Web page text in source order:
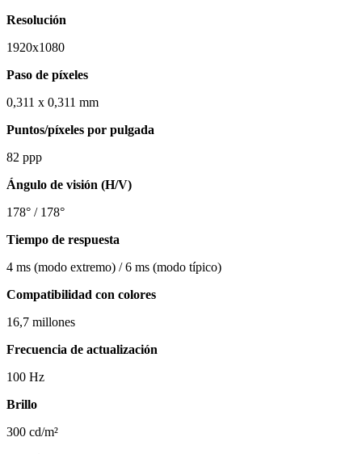
Resolución
1920x1080
Paso de píxeles
0,311 x 0,311 mm
Puntos/píxeles por pulgada
82 ppp
Ángulo de visión (H/V)
178° / 178°
Tiempo de respuesta
4 ms (modo extremo) / 6 ms (modo típico)
Compatibilidad con colores
16,7 millones
Frecuencia de actualización
100 Hz
Brillo
300 cd/m²